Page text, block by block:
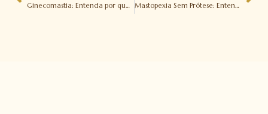
Ginecomastia: Entenda por que Cada Vez Mais Homens Estão Buscando Cirurgia em São Paulo Mastopexia Sem Prótese: Entenda a Tendência da Cirurgia Natural e Segura em São Paulo